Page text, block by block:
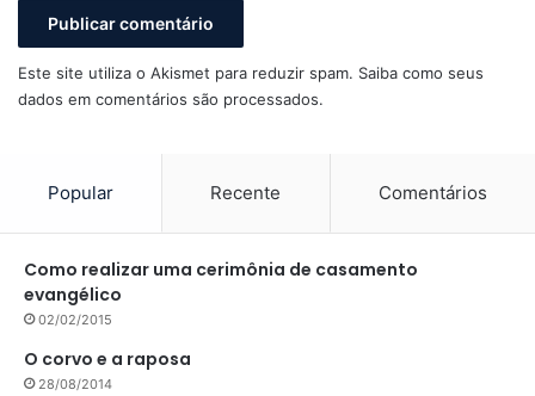
Este site utiliza o Akismet para reduzir spam. Saiba como seus
dados em comentários são processados.
Popular Recente Comentários
Como realizar uma cerimônia de casamento
evangélico
02/02/2015
O corvo e a raposa
28/08/2014